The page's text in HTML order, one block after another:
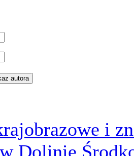
autora
i
Dolinie